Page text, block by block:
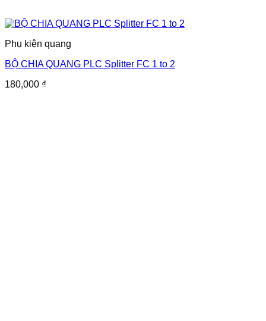
Phụ kiện quang
BỘ CHIA QUANG PLC Splitter FC 1 to 2
180,000 ₫